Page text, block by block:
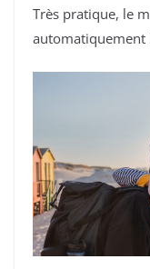
Très pratique, le
automatiquement